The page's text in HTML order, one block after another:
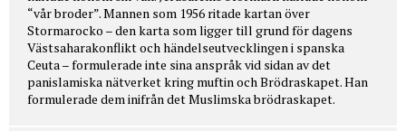
“vår broder”. Mannen som 1956 ritade kartan över
Stormarocko – den karta som ligger till grund för dagens
Västsaharakonflikt och händelseutvecklingen i spanska
Ceuta – formulerade inte sina anspråk vid sidan av det
panislamiska nätverket kring muftin och Brödraskapet. Han
formulerade dem inifrån det Muslimska brödraskapet.